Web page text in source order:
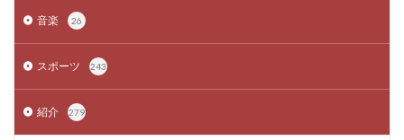
音楽 26
スポーツ 243
紹介 279